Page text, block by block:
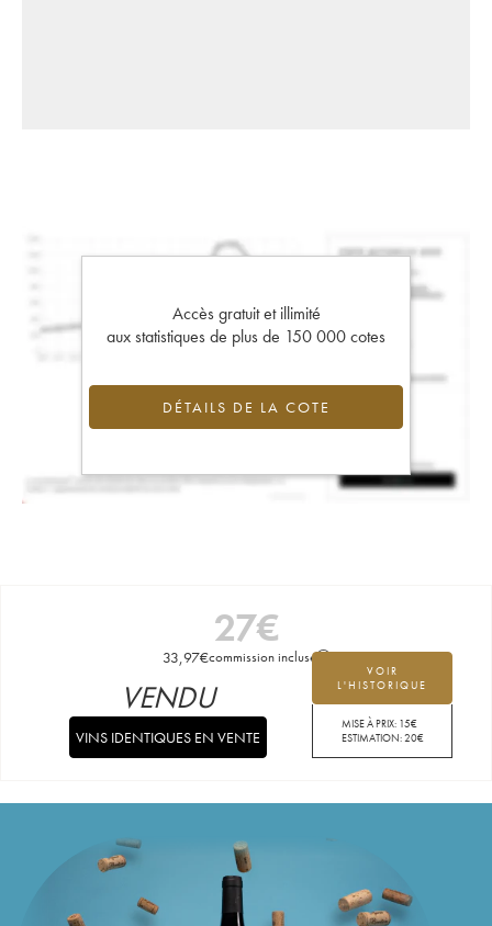
Accès gratuit et illimité
aux statistiques de plus de 150 000 cotes
DÉTAILS DE LA COTE
27€
33,97€commission incluse
VOIR
L'HISTORIQUE
MISE À PRIX: 15€
ESTIMATION:20€
VENDU
VINS IDENTIQUES EN VENTE